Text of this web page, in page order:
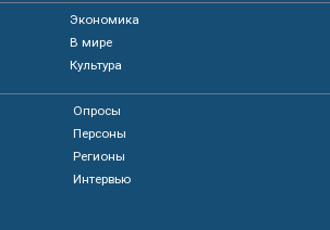
Экономика
В мире
Культура
Опросы
Персоны
Регионы
Интервью